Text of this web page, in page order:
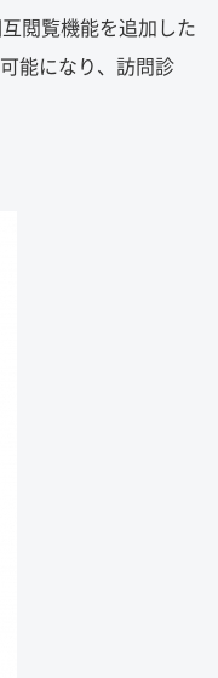
閲覧機能を追加した
能になり、訪問診